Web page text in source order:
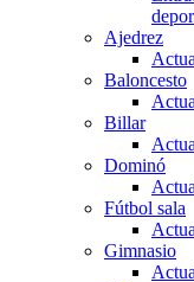
Ajedrez
Baloncesto
Billar
Dominó
Fútbol sala
Gimnasio